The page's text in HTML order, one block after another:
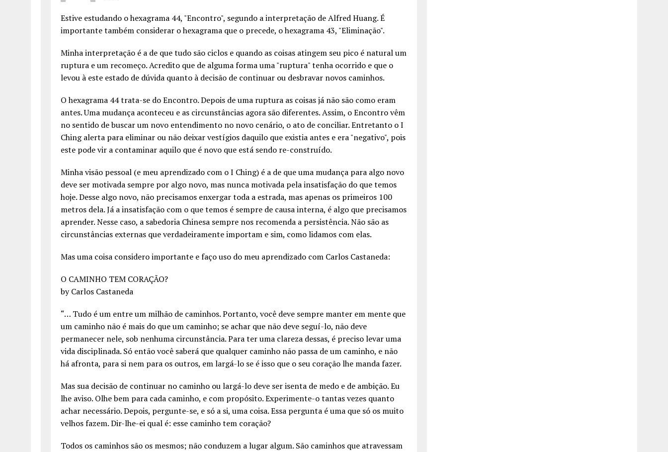
Estive estudando o hexagrama 44, "Encontro", segundo a interpretação de Alfred Huang. É
importante também considerar o hexagrama que o precede, o hexagrama 43, "Eliminação".
Minha interpretação é a de que tudo são ciclos e quando as coisas atingem seu pico é natural um
ruptura e um recomeço. Acredito que de alguma forma uma "ruptura" tenha ocorrido e que o
levou à este estado de dúvida quanto à decisão de continuar ou desbravar novos caminhos.
O hexagrama 44 trata-se do Encontro. Depois de uma ruptura as coisas já não são como eram
antes. Uma mudança aconteceu e as circunstâncias agora são diferentes. Assim, o Encontro vêm
no sentido de buscar um novo entendimento no novo cenário, o ato de conciliar. Entretanto o I
Ching alerta para eliminar ou não deixar vestígios daquilo que existia antes e era "negativo", pois
este pode vir a contaminar aquilo que é novo que está sendo re-construído.
Minha visão pessoal (e meu aprendizado com o I Ching) é a de que uma mudança para algo novo
deve ser motivada sempre por algo novo, mas nunca motivada pela insatisfação do que temos
hoje. Desse algo novo, não precisamos enxergar toda a estrada, mas apenas os primeiros 100
metros dela. Já a insatisfação com o que temos é sempre de causa interna, é algo que precisamos
aprender. Nesse caso, a sabedoria Chinesa sempre nos recomenda a persistência. Não são as
circunstâncias externas que verdadeiramente importam e sim, como lidamos com elas.
Mas uma coisa considero importante e faço uso do meu aprendizado com Carlos Castaneda:
O CAMINHO TEM CORAÇÃO?
by Carlos Castaneda
“… Tudo é um entre um milhão de caminhos. Portanto, você deve sempre manter em mente que
um caminho não é mais do que um caminho; se achar que não deve seguí-lo, não deve
permanecer nele, sob nenhuma circunstância. Para ter uma clareza dessas, é preciso levar uma
vida disciplinada. Só então você saberá que qualquer caminho não passa de um caminho, e não
há afronta, para si nem para os outros, em largá-lo se é isso que o seu coração lhe manda fazer.
Mas sua decisão de continuar no caminho ou largá-lo deve ser isenta de medo e de ambição. Eu
lhe aviso. Olhe bem para cada caminho, e com propósito. Experimente-o tantas vezes quanto
achar necessário. Depois, pergunte-se, e só a si, uma coisa. Essa pergunta é uma que só os muito
velhos fazem. Dir-lhe-ei qual é: esse caminho tem coração?
Todos os caminhos são os mesmos; não conduzem a lugar algum. São caminhos que atravessam